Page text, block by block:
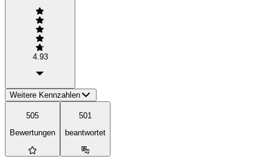
4.93
Weitere Kennzahlen
505
Bewertungen
501
beantwortet